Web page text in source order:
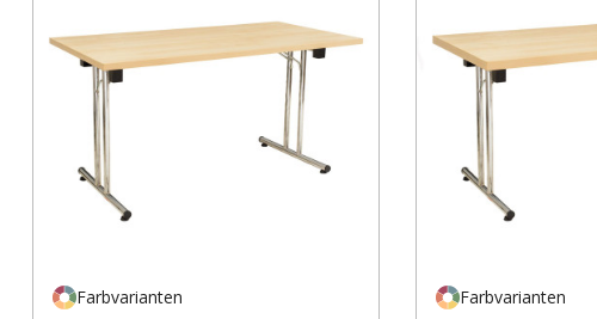
Farbvarianten Farbvarianten